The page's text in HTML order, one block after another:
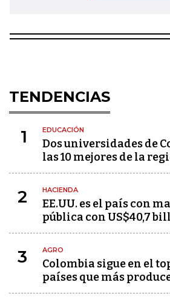
TENDENCIAS
1 EDUCACIÓN
Dos universidades de
las 10 mejores de la
2 HACIENDA
EE.UU. es el país con
pública con US$40,7
3 AGRO
Colombia sigue en el
países que más